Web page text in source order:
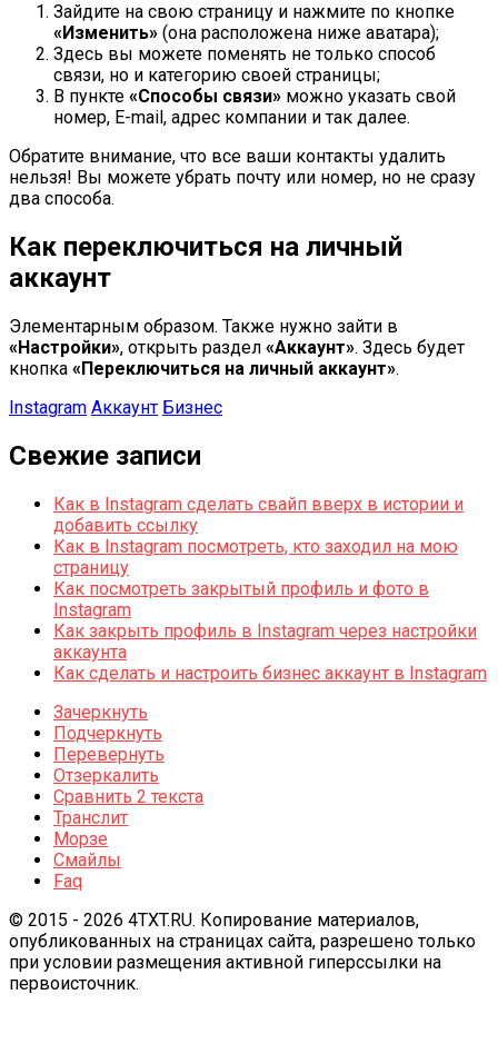
Зайдите на свою страницу и нажмите по кнопке
«Изменить» (она расположена ниже аватара);
Здесь вы можете поменять не только способ
связи, но и категорию своей страницы;
В пункте «Способы связи» можно указать свой
номер, E-mail, адрес компании и так далее.
Обратите внимание, что все ваши контакты удалить
нельзя! Вы можете убрать почту или номер, но не сразу
два способа.
Как переключиться на личный
аккаунт
Элементарным образом. Также нужно зайти в
«Настройки», открыть раздел «Аккаунт». Здесь будет
кнопка «Переключиться на личный аккаунт».
Instagram Аккаунт Бизнес
Свежие записи
Как в Instagram сделать свайп вверх в истории и
добавить ссылку
Как в Instagram посмотреть, кто заходил на мою
страницу
Как посмотреть закрытый профиль и фото в
Instagram
Как закрыть профиль в Instagram через настройки
аккаунта
Как сделать и настроить бизнес аккаунт в Instagram
Зачеркнуть
Подчеркнуть
Перевернуть
Отзеркалить
Сравнить 2 текста
Транслит
Морзе
Смайлы
Faq
© 2015 - 2026 4TXT.RU. Копирование материалов,
опубликованных на страницах сайта, разрешено только
при условии размещения активной гиперссылки на
первоисточник.